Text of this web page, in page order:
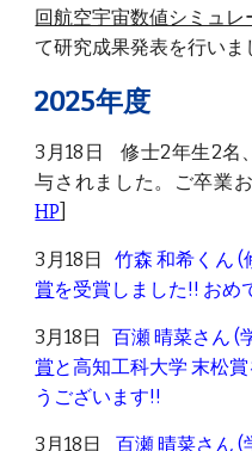
回航空宇宙数値シミュ
て研究成果発表を行いま
2025年度
3月18日 修士2年生2名
与されました。ご卒業
HP
3月18日 竹森 和希 くん (
賞を受賞しました!! おめ
3月18日 百瀬 晴菜さ ん (
賞と高知工科大学 末松賞
うございます!!
3月18日 百瀬 晴菜さん (